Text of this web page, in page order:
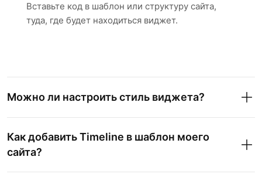
Вставьте код в шаблон или структуру сайта,
туда, где будет находиться виджет.
Можно ли настроить стиль виджета?
Как добавить Timeline в шаблон моего
сайта?